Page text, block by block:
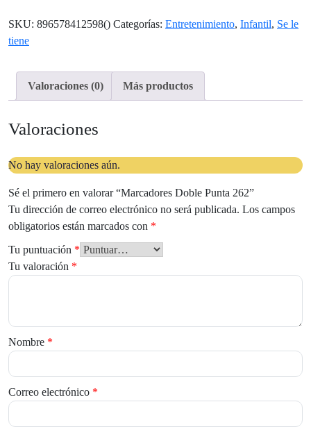
SKU: 896578412598() Categorías: Entretenimiento, Infantil, Se le
tiene
Valoraciones (0) Más productos
Valoraciones
No hay valoraciones aún.
Sé el primero en valorar “Marcadores Doble Punta 262”
Tu dirección de correo electrónico no será publicada. Los campos
obligatorios están marcados con *
Tu puntuación *
Tu valoración *
Nombre *
Correo electrónico *